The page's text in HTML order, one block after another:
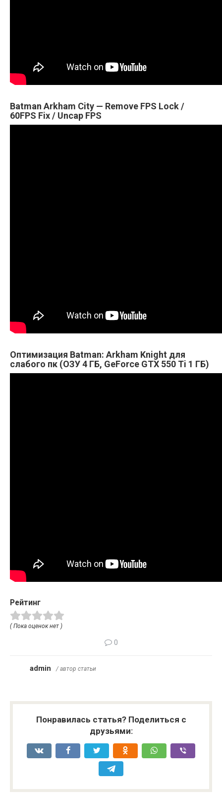
Batman Arkham City — Remove FPS Lock /
60FPS Fix / Uncap FPS
Оптимизация Batman: Arkham Knight для
слабого пк (ОЗУ 4 ГБ, GeForce GTX 550 Ti 1 ГБ)
Рейтинг
( Пока оценок нет )
0
admin / автор статьи
Понравилась статья? Поделиться с
друзьями: